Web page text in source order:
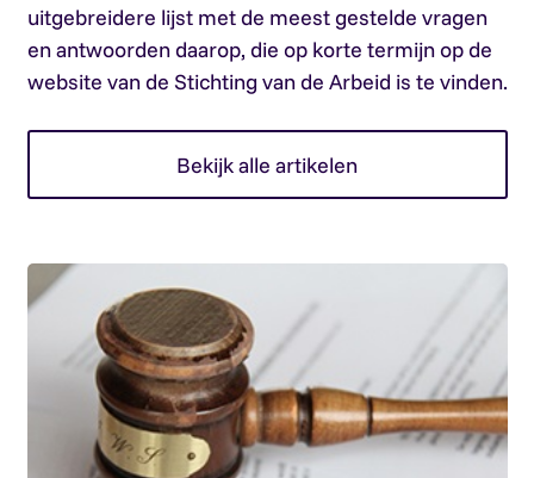
uitgebreidere lijst met de meest gestelde vragen
en antwoorden daarop, die op korte termijn op de
website van de Stichting van de Arbeid is te vinden.
Bekijk alle artikelen